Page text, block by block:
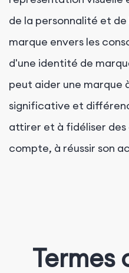
de la personnalité et
marque envers les
d'une identité de
peut aider une marque
significative et
attirer et à fidéliser
compte, à réussir son
Termes